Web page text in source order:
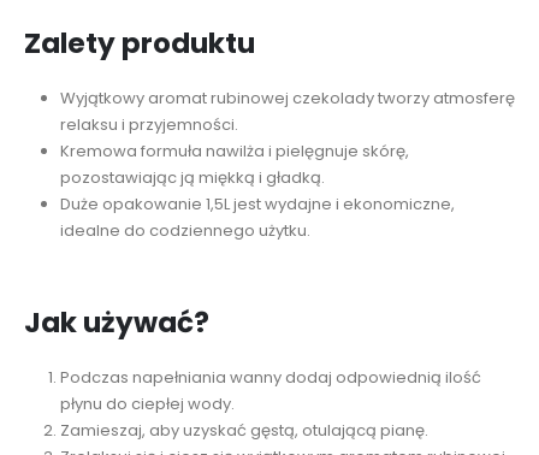
Zalety produktu
Wyjątkowy aromat rubinowej czekolady tworzy atmosferę
relaksu i przyjemności.
Kremowa formuła nawilża i pielęgnuje skórę,
pozostawiając ją miękką i gładką.
Duże opakowanie 1,5L jest wydajne i ekonomiczne,
idealne do codziennego użytku.
Jak używać?
Podczas napełniania wanny dodaj odpowiednią ilość
płynu do ciepłej wody.
Zamieszaj, aby uzyskać gęstą, otulającą pianę.